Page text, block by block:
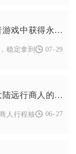
如何在火影忍者游戏中获得永久的s级忍者
稳定拿到永久S级忍
07-29
如何预测斗罗大陆远行商人的行程
人行程核心是盯紧四
06-27